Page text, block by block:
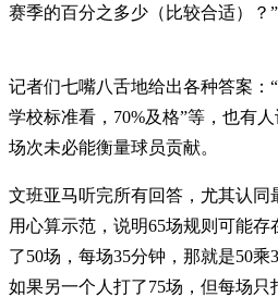
赛季的百分之多少（比较合适）？”
记者们七嘴八舌地给出各种答案：
学校标准看，70%及格”等，也有
场次未必能衡量球员贡献。
文班亚马听完所有回答，尤其认
用心算示范，说明65场规则可能
了50场，每场35分钟，那就是50乘
如果另一个人打了75场，但每场只